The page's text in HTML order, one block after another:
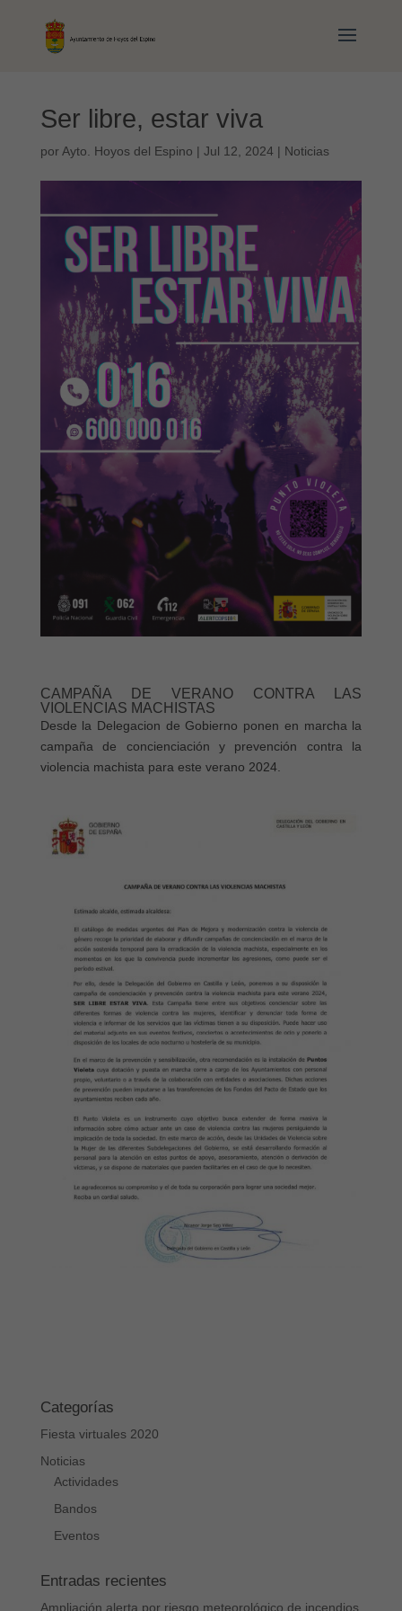
Ser libre, estar viva
porAyto. Hoyos del Espino | Jul 12, 2024 | Noticias
CAMPAÑA DE VERANO CONTRA LAS
VIOLENCIAS MACHISTAS
Desde la Delegacion de Gobierno ponen en marcha la
campaña de concienciación y prevención contra la
violencia machista para este verano 2024.
Categorías
Fiesta virtuales 2020
Noticias
Actividades
Bandos
Eventos
Entradas recientes
Ampliación alerta por riesgo meteorológico de incendios